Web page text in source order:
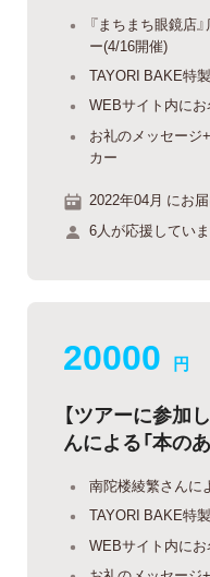
『まちまち眼鏡店
ー(4/16開催)
TAYORI BAKE特
WEBサイト内に
お礼のメッセージ
カー
2022年04月 にお届
6人が応援していま
20000 円
【ツアーに参加
んによる「本の
南陀楼綾繁さんに
TAYORI BAKE特
WEBサイト内に